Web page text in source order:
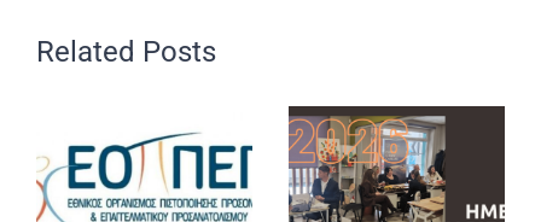
Related Posts